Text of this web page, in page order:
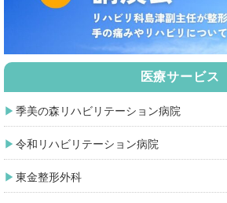
医療サービス
季美の森リハビリテーション病院
令和リハビリテーション病院
東金整形外科